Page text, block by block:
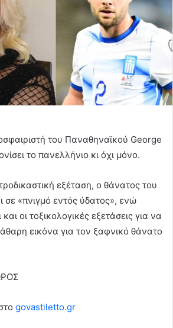
του Παναθηναϊκού George
το πανελλήνιο κι όχι μόνο.
εξέταση, ο θάνατος του
σε «πνιγμό εντός ύδατος», ενώ
οι τοξικολογικές εξετάσεις για να
εικόνα για τον ξαφνικό θάνατο
govastiletto.gr